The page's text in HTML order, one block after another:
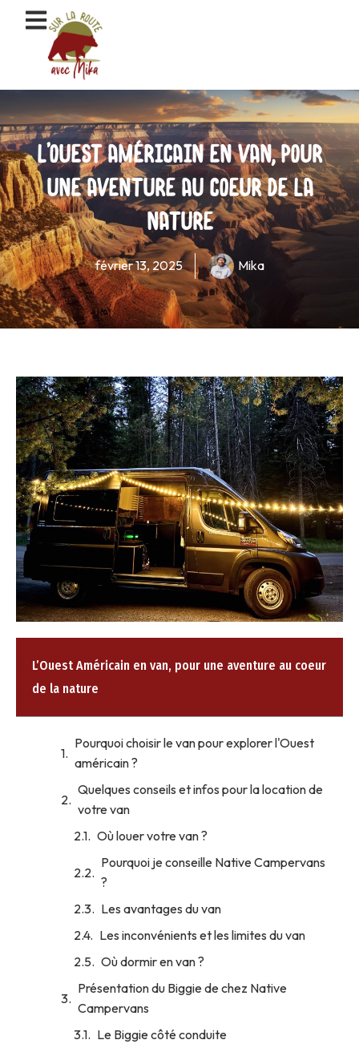
L’Ouest Américain en van, pour
une aventure au coeur de la
nature
février 13, 2025 Mika
L’Ouest Américain en van, pour une aventure au coeur
de la nature
Pourquoi choisir le van pour explorer l'Ouest
américain ?
Quelques conseils et infos pour la location de
votre van
Où louer votre van ?
Pourquoi je conseille Native Campervans
?
Les avantages du van
Les inconvénients et les limites du van
Où dormir en van ?
Présentation du Biggie de chez Native
Campervans
Le Biggie côté conduite